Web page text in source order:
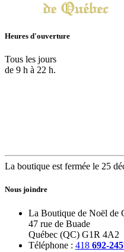
Heures d'ouverture
Tous les jours
de 9 h à 22 h.
La boutique est fermée le 25
Nous joindre
La Boutique de Noël de
47 rue de Buade
Québec (QC) G1R 4A2
Téléphone : 418 692-